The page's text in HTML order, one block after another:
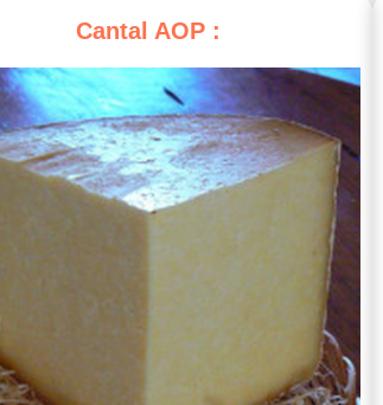
Cantal AOP :